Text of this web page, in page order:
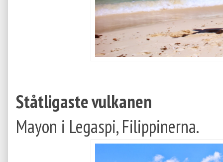
Ståtligaste vulkanen
Mayon i Legaspi, Filippinerna.